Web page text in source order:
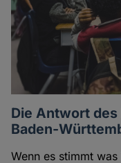
Die Antwort
Baden-
Wenn es stimmt